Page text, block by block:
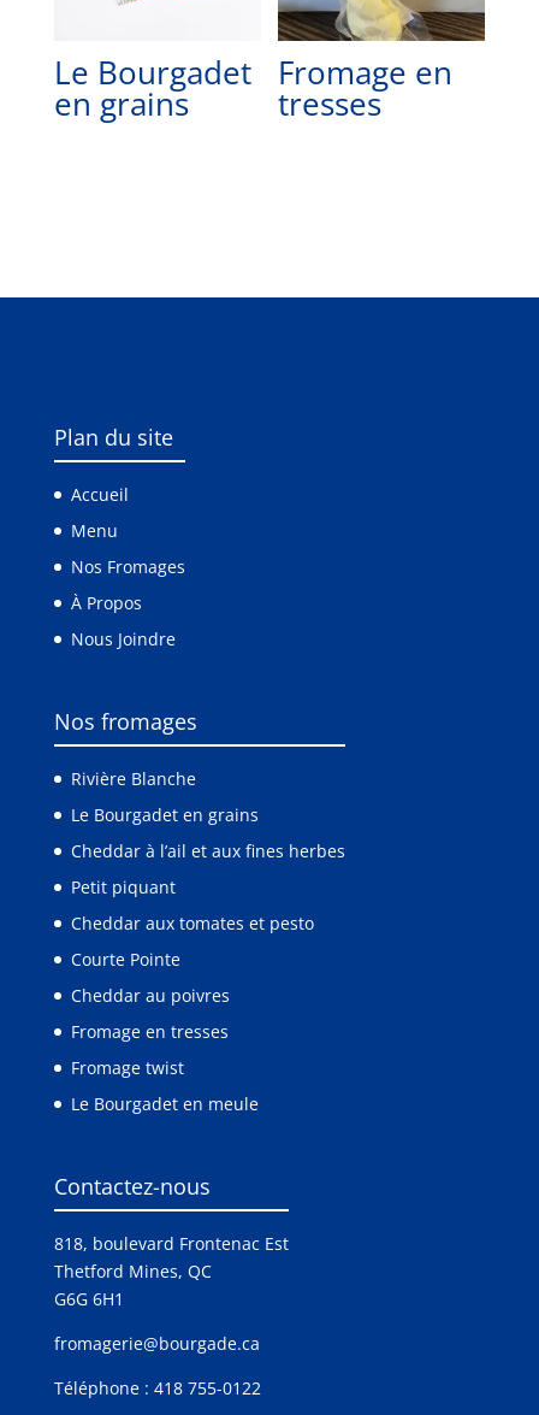
Le Bourgadet
en grains
Fromage en
tresses
Plan du site
Accueil
Menu
Nos Fromages
À Propos
Nous Joindre
Nos fromages
Rivière Blanche
Le Bourgadet en grains
Cheddar à l’ail et aux fines herbes
Petit piquant
Cheddar aux tomates et pesto
Courte Pointe
Cheddar au poivres
Fromage en tresses
Fromage twist
Le Bourgadet en meule
Contactez-nous
818, boulevard Frontenac Est
Thetford Mines, QC
G6G 6H1
fromagerie@bourgade.ca
Téléphone : 418 755-0122